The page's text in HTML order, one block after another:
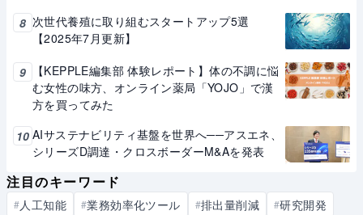
8 次世代養殖に取り組むスタートアップ5選
【2025年7月更新】
9
【KEPPLE編集部 体験レポート】体の不調に悩
む女性の味方、オンライン薬局「YOJO」で漢
方を買ってみた
10 AIサステナビリティ基盤を世界へ──アスエネ、
シリーズD調達・クロスボーダーM&Aを発表
注目のキーワード
#人工知能 #業務効率化ツール #排出量削減 #研究開発